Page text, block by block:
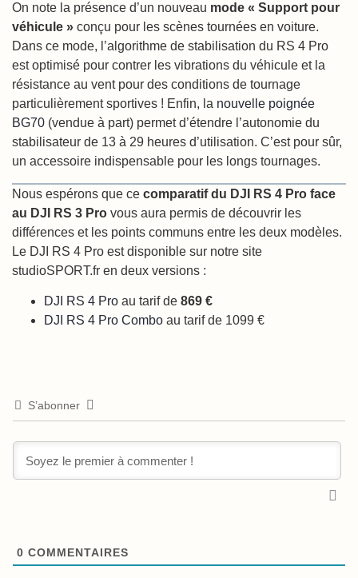
On note la présence d’un nouveau mode « Support pour
véhicule » conçu pour les scènes tournées en voiture.
Dans ce mode, l’algorithme de stabilisation du RS 4 Pro
est optimisé pour contrer les vibrations du véhicule et la
résistance au vent pour des conditions de tournage
particulièrement sportives ! Enfin, la nouvelle poignée
BG70 (vendue à part) permet d’étendre l’autonomie du
stabilisateur de 13 à 29 heures d’utilisation. C’est pour sûr,
un accessoire indispensable pour les longs tournages.
Nous espérons que ce comparatif du DJI RS 4 Pro face
au DJI RS 3 Pro vous aura permis de découvrir les
différences et les points communs entre les deux modèles.
Le DJI RS 4 Pro est disponible sur notre site
studioSPORT.fr en deux versions :
DJI RS 4 Pro au tarif de 869 €
DJI RS 4 Pro Combo au tarif de 1099 €
S’abonner
0 COMMENTAIRES